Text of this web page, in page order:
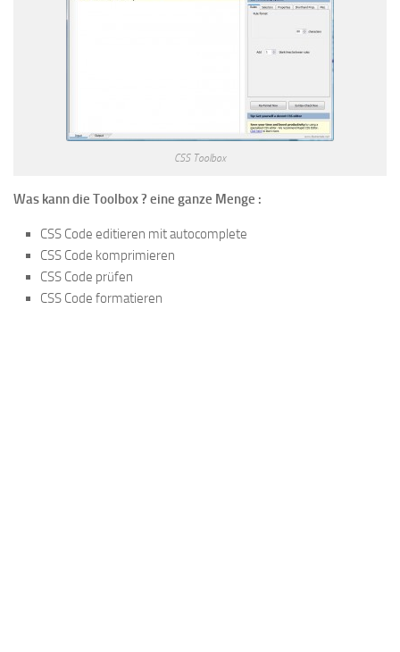
CSS Toolbox
Was kann die Toolbox ? eine ganze Menge :
CSS Code editieren mit autocomplete
CSS Code komprimieren
CSS Code prüfen
CSS Code formatieren